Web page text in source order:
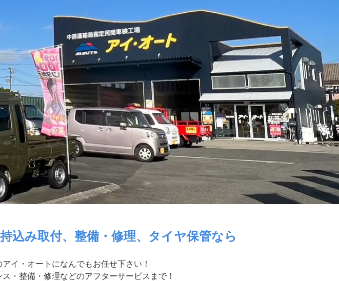
込み取付、整備・修理、タイヤ保管なら
イ・オートになんでもお任せ下さい！
・整備・修理などのアフターサービスまで！